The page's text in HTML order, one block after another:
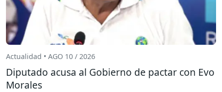
Actualidad • AGO 10 / 2026
Diputado acusa al Gobierno de pactar con Evo
Morales